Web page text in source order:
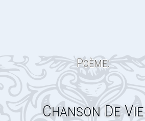
Poème:
Chanson De Vie